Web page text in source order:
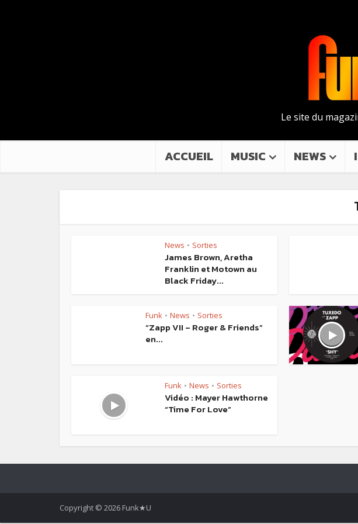
Le site du
ACCUEIL MUSIC NEWS
News • Sorties
James Brown, Aretha
Franklin et Motown au
Black Friday...
Funk • News • Sorties
“Zapp VII – Roger & Friends”
en...
Funk • News • Sorties
Vidéo : Mayer Hawthorne
“Time For Love”
Copyright © 2026 Funk★U